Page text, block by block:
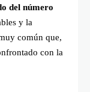
del número
y la
común que,
con la